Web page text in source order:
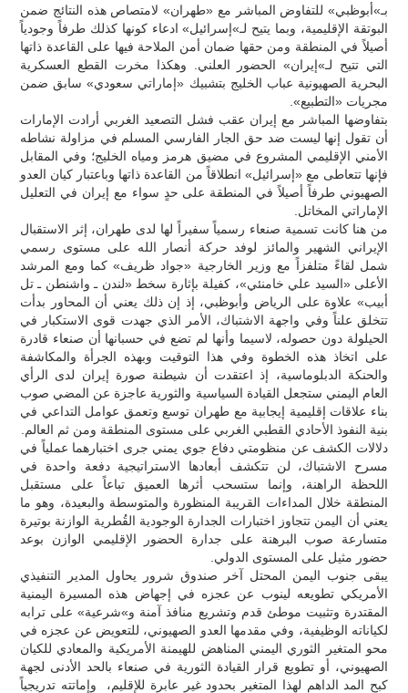
بـ»أبوظبي» للتفاوض المباشر مع «طهران» لامتصاص هذه النتائج ضمن
البوتقة الإقليمية، وبما يتيح لـ»إسرائيل» ادعاء كونها كذلك طرفاً وجودياً
أصيلاً في المنطقة ومن حقها ضمان أمن الملاحة فيها على القاعدة ذاتها
التي تتيح لـ»إيران» الحضور العلني. وهكذا مخرت القطع العسكرية
البحرية الصهيونية عباب الخليج بتشبيك «إماراتي سعودي» سابق ضمن
مجريات «التطبيع».
بتفاوضها المباشر مع إيران عقب فشل التصعيد الغربي أرادت الإمارات
أن تقول إنها ليست ضد حق الجار الفارسي المسلم في مزاولة نشاطه
الأمني الإقليمي المشروع في مضيق هرمز ومياه الخليج؛ وفي المقابل
فإنها تتعاطى مع «إسرائيل» انطلاقاً من القاعدة ذاتها وباعتبار كيان العدو
الصهيوني طرفاً أصيلاً في المنطقة على حدٍ سواء مع إيران في التعليل
الإماراتي المخاتل.
من هنا كانت تسمية صنعاء رسمياً سفيراً لها لدى طهران، إثر الاستقبال
الإيراني الشهير والمائز لوفد حركة أنصار الله على مستوى رسمي
شمل لقاءً متلفزاً مع وزير الخارجية «جواد ظريف» كما ومع المرشد
الأعلى «السيد علي خامنئي»، كفيلة بإثارة سخط «لندن ـ واشنطن ـ تل
أبيب» علاوة على الرياض وأبوظبي، إذ إن ذلك يعني أن المحاور بدأت
تتخلق علناً وفي واجهة الاشتباك، الأمر الذي جهدت قوى الاستكبار في
الحيلولة دون حصوله، لاسيما وأنها لم تضع في حسبانها أن صنعاء قادرة
على اتخاذ هذه الخطوة وفي هذا التوقيت وبهذه الجرأة والمكاشفة
والحنكة الدبلوماسية، إذ اعتقدت أن شيطنة صورة إيران لدى الرأي
العام اليمني ستجعل القيادة السياسية والثورية عاجزة عن المضي صوب
بناء علاقات إقليمية إيجابية مع طهران توسع وتعمق عوامل التداعي في
بنية النفوذ الأحادي القطبي الغربي على مستوى المنطقة ومن ثم العالم.
دلالات الكشف عن منظومتي دفاع جوي يمني جرى اختبارهما عملياً في
مسرح الاشتباك، لن تتكشف أبعادها الاستراتيجية دفعة واحدة في
اللحظة الراهنة، وإنما ستسحب أثرها العميق تباعاً على مستقبل
المنطقة خلال المداءات القريبة المنظورة والمتوسطة والبعيدة، وهو ما
يعني أن اليمن تتجاوز اختبارات الجدارة الوجودية القُطرية الوازنة بوتيرة
متسارعة صوب البرهنة على جدارة الحضور الإقليمي الوازن بوعد
حضور مثيل على المستوى الدولي.
يبقى جنوب اليمن المحتل آخر صندوق شرور يحاول المدير التنفيذي
الأمريكي تطويعه لينوب عن عجزه في إجهاض هذه المسيرة اليمنية
المقتدرة وتثبيت موطئ قدم وتشريع منافذ آمنة و»شرعية» على ترابه
لكياناته الوظيفية، وفي مقدمها العدو الصهيوني، للتعويض عن عجزه في
محو المتغير الثوري اليمني المناهض للهيمنة الأمريكية والمعادي للكيان
الصهيوني، أو تطويع قرار القيادة الثورية في صنعاء بالحد الأدنى لجهة
كبح المد الداهم لهذا المتغير بحدود غير عابرة للإقليم، وإماتته تدريجياً